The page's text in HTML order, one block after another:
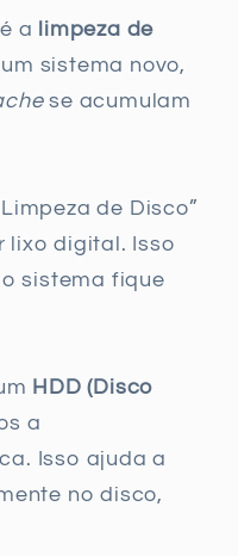
a
limpeza de
sistema novo,
se acumulam
de Disco”
lixo digital. Isso
sistema fique
HDD (Disco
a
Isso ajuda a
no disco,